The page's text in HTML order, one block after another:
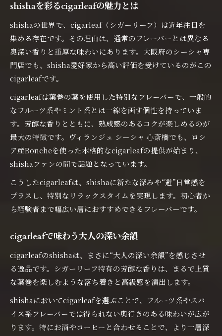
shishaを彩るcigarleafの魅力とは
shishaの世界で、cigarleaf（シガーリーフ）は近年注目を
集める存在です。その理由は、通常のフレーバーとは異なる
奥深い香りと重厚な味わいにあります。大阪府のシーシャ専
門店でも、shisha愛好家から高い評価を受けているのがこの
cigarleafです。
cigarleafは葉巻の葉を使用した特別なフレーバーで、一般的
なフルーツ系やミント系とは一線を画す個性を持っていま
す。芳醇な香りとともに、熟成感のあるコクが楽しめるのが
最大の特徴です。ヴィランジュ シーシャ 心斎橋でも、ロシ
ア産Boncheを使った本格的なcigarleafの提供が始まり、
shishaファンの間で話題となっています。
こうしたcigarleafは、shishaに新たな深みや“避”日常感を
プラスし、特別なリラックスタイムを実現します。初心者か
ら経験者まで幅広い層におすすめできるフレーバーです。
cigarleafで味わう大人の深い余韻
cigarleafのshishaは、まさに“大人の深い余韻”を感じさせ
る逸品です。シガーリーフ特有の芳醇な香りは、まるで上質
な葉巻を楽しむような落ち着きと高級感を演出します。
shishaにおいてcigarleafを選ぶことで、フルーツ系やスパ
イス系フレーバーでは得られない奥行きのある味わいが広が
ります。特にお酒やコーヒーと合わせることで、より一層深